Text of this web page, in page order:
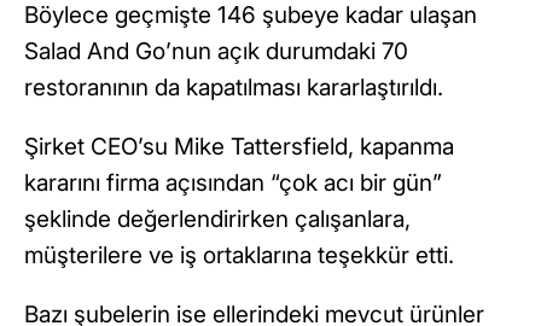
Böylece geçmişte 146 şubeye kadar ulaşan
Salad And Go’nun açık durumdaki 70
restoranının da kapatılması kararlaştırıldı.
Şirket CEO’su Mike Tattersfield, kapanma
kararını firma açısından “çok acı bir gün”
şeklinde değerlendirirken çalışanlara,
müşterilere ve iş ortaklarına teşekkür etti.
Bazı şubelerin ise ellerindeki mevcut ürünler